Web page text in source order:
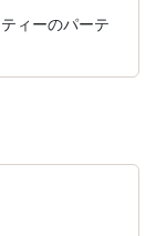
ィーのパーテ